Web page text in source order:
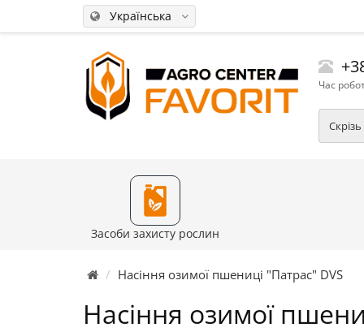
Українська
Час
Скрізь
Засоби захисту рослин
Насіння озимої пшениці "Патрас" DVS
Насіння озимої